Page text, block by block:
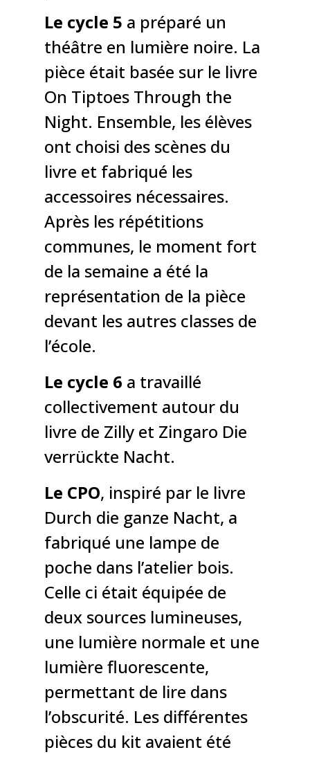
Le cycle 5 a préparé un
théâtre en lumière noire. La
pièce était basée sur le livre
On Tiptoes Through the
Night. Ensemble, les élèves
ont choisi des scènes du
livre et fabriqué les
accessoires nécessaires.
Après les répétitions
communes, le moment fort
de la semaine a été la
représentation de la pièce
devant les autres classes de
l’école.
Le cycle 6 a travaillé
collectivement autour du
livre de Zilly et Zingaro Die
verrückte Nacht.
Le CPO, inspiré par le livre
Durch die ganze Nacht, a
fabriqué une lampe de
poche dans l’atelier bois.
Celle ci était équipée de
deux sources lumineuses,
une lumière normale et une
lumière fluorescente,
permettant de lire dans
l’obscurité. Les différentes
pièces du kit avaient été